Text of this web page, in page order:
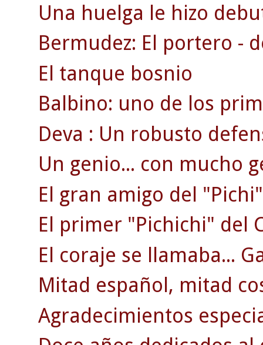
Una huelga le hizo
Bermudez: El portero -
El tanque bosnio
Balbino: uno de los
Deva : Un robusto
Un genio... con mucho
El gran amigo del
El primer "Pichichi" del
El coraje se llamaba...
Mitad español, mitad
Agradecimientos